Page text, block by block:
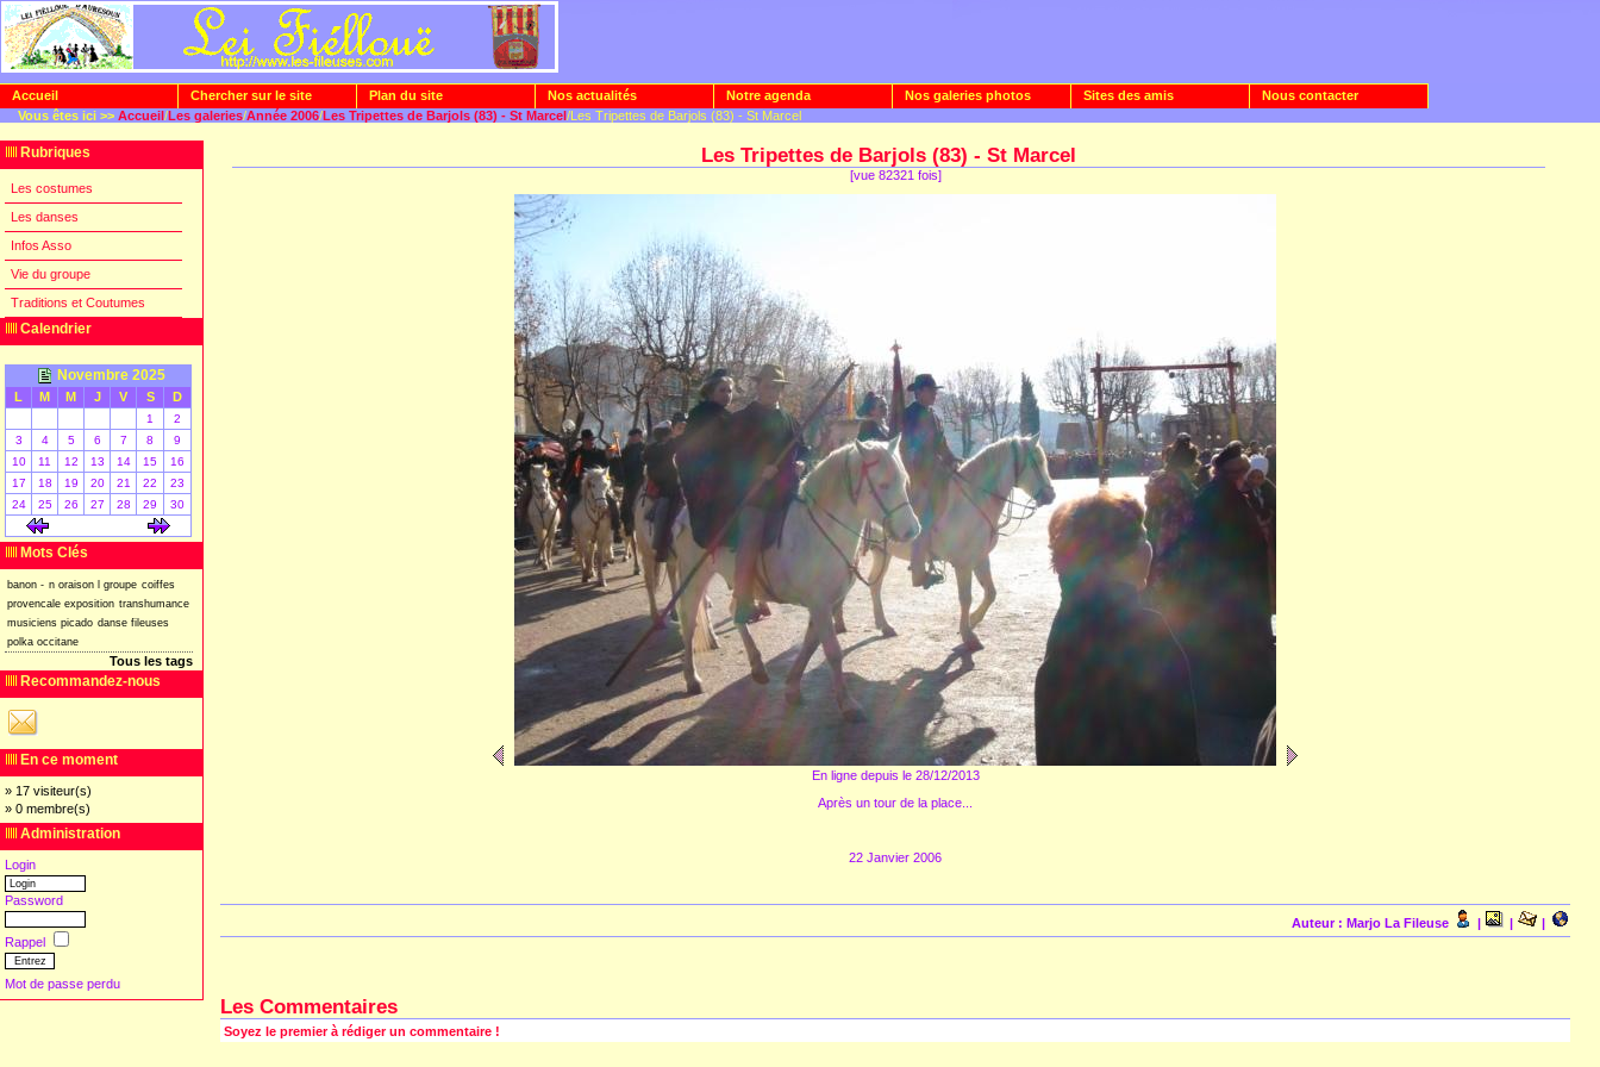
Accueil Chercher sur le site Plan du site Nos actualités Notre agenda Nos galeries photos Sites des amis
Nous contacter
Vous êtes ici >> Accueil/Les galeries/Année 2006/Les Tripettes de Barjols (83) - St Marcel/Les Tripettes de Barjols (83) - St Marcel
Rubriques
Les costumes
Les danses
Infos Asso
Vie du groupe
Traditions et Coutumes
Calendrier
Novembre 2025
L M M J V S D
1
2
3
4 5 6 7 8
9
10
11 12 13 14 15
16
17
18 19 20 21 22
23
24
25 26 27 28 29 30
Mots Clés
banon - n oraison groupe coiffes
provencale exposition transhumance
musiciens picado danse fileuses
polka occitane
Tous les tags
Recommandez-nous
En ce moment
» 17 visiteur(s)
» 0 membre(s)
Administration
Login
Password
Rappel
Mot de passe perdu
Les Tripettes de Barjols (83) - St Marcel
[vue 82321 fois]
En ligne depuis le 28/12/2013
Après un tour de la place...
22 Janvier 2006
Auteur : Marjo La Fileuse
Les Commentaires
Soyez le premier à rédiger un commentaire !